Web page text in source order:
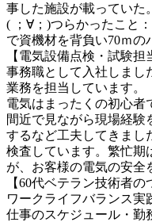
事した施設が載っていた。
( ；∀；)つらかったこと
で資機材を背負い70ｍの
【電気設備点検・試験担
事務職として入社しまし
業務を担当しています。
電気はまったくの初心者
間近で見ながら現場経験
するなど工夫してきまし
検査しています。繁忙期
が、お客様の電気の安全
【60代ベテラン技術者の
ワークライフバランス実
仕事のスケジュール・勤